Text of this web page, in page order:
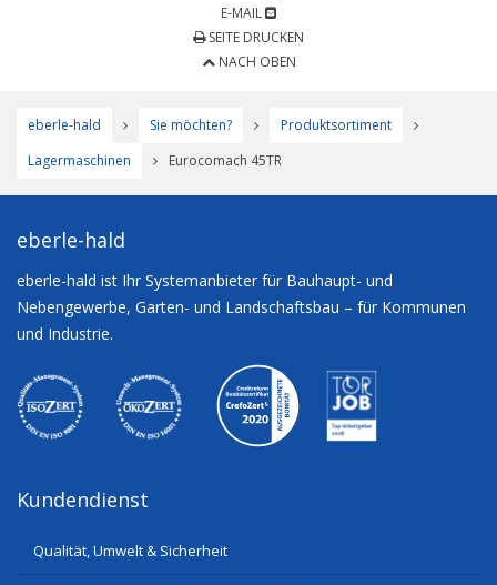
E-MAIL
SEITE DRUCKEN
NACH OBEN
eberle-hald Sie möchten?
Produktsortiment
Lagermaschinen
Eurocomach 45TR
eberle-hald
eberle-hald ist Ihr Systemanbieter für Bauhaupt- und
Nebengewerbe, Garten- und Landschaftsbau – für Kommunen
und Industrie.
Kundendienst
Qualität, Umwelt & Sicherheit